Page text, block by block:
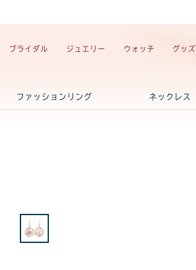
ブライダル ジュエリー ウォッチ グッズ
ファッションリング ネックレス